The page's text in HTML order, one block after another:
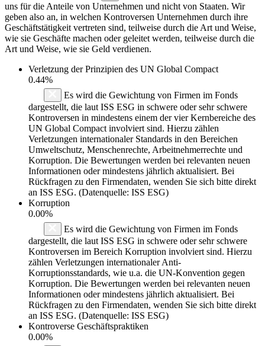
uns für die Anteile von Unternehmen und nicht von Staaten. Wir
geben also an, in welchen Kontroversen Unternehmen durch ihre
Geschäftstätigkeit vertreten sind, teilweise durch die Art und Weise,
wie sie Geschäfte machen oder geleitet werden, teilweise durch die
Art und Weise, wie sie Geld verdienen.
Verletzung der Prinzipien des UN Global Compact
0.44%
Es wird die Gewichtung von Firmen im Fonds
dargestellt, die laut ISS ESG in schwere oder sehr schwere
Kontroversen in mindestens einem der vier Kernbereiche des
UN Global Compact involviert sind. Hierzu zählen
Verletzungen internationaler Standards in den Bereichen
Umweltschutz, Menschenrechte, Arbeitnehmerrechte und
Korruption. Die Bewertungen werden bei relevanten neuen
Informationen oder mindestens jährlich aktualisiert. Bei
Rückfragen zu den Firmendaten, wenden Sie sich bitte direkt
an ISS ESG. (Datenquelle: ISS ESG)
Korruption
0.00%
Es wird die Gewichtung von Firmen im Fonds
dargestellt, die laut ISS ESG in schwere oder sehr schwere
Kontroversen im Bereich Korruption involviert sind. Hierzu
zählen Verletzungen internationaler Anti-
Korruptionsstandards, wie u.a. die UN-Konvention gegen
Korruption. Die Bewertungen werden bei relevanten neuen
Informationen oder mindestens jährlich aktualisiert. Bei
Rückfragen zu den Firmendaten, wenden Sie sich bitte direkt
an ISS ESG. (Datenquelle: ISS ESG)
Kontroverse Geschäftspraktiken
0.00%